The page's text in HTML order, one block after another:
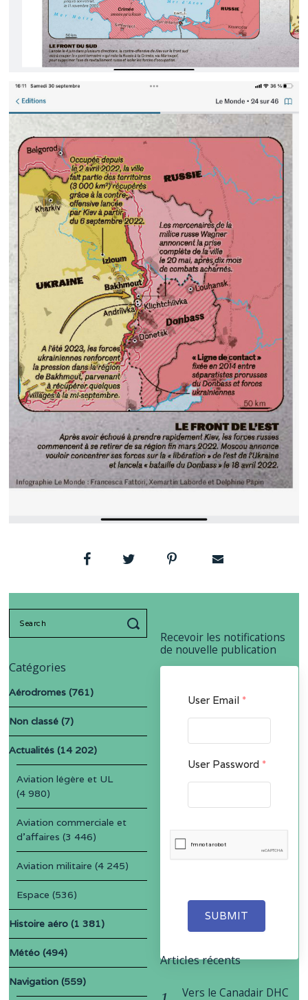
Recevoir les notifications
de nouvelle publication
User Email *
User Password *
SUBMIT
Catégories
Aérodromes (761)
Non classé (7)
Actualités (14 202)
Aviation légère et UL
(4 980)
Aviation commerciale et
d'affaires (3 446)
Aviation militaire (4 245)
Espace (536)
Histoire aéro (1 381)
Météo (494)
Navigation (559)
Articles récents
Vers le Canadair DHC